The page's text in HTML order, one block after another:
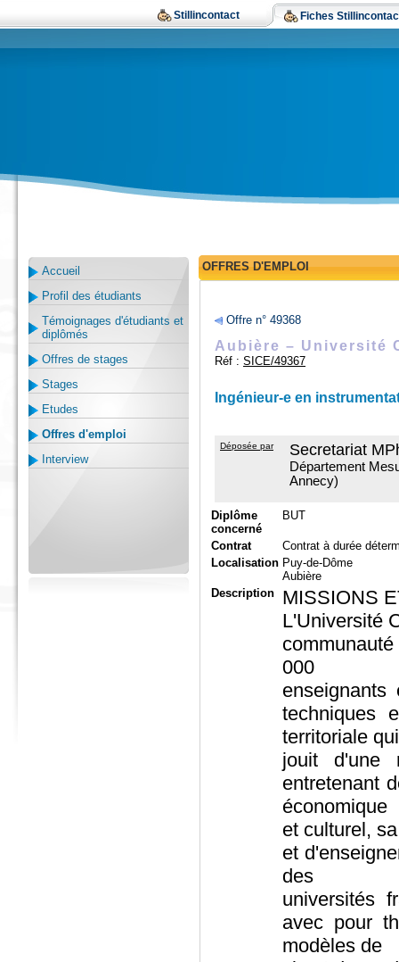
Stillincontact Fiches
Accueil
Profil des étudiants
Témoignages d'étudiants et
diplômés
Offres de stages
Stages
Etudes
Offres d'emploi
Interview
OFFRES D'EMPLOI
Offre n° 49368
Aubière – Université
Réf : SICE/49367
Ingénieur-e en
Déposée par Secretariat
Département
Annecy)
Diplôme
concerné
BUT
Contrat
Contrat à durée
Localisation Puy-de-Dôme
Aubière
Description
MISSIONS
L'Université
000
techniques
territoriale qui
jouit d'une
entretenant
économique
et culturel,
et
des
universités
avec pour
modèles de